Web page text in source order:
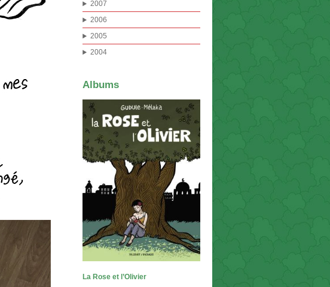
2007
2006
2005
2004
Albums
La Rose et l’Olivier